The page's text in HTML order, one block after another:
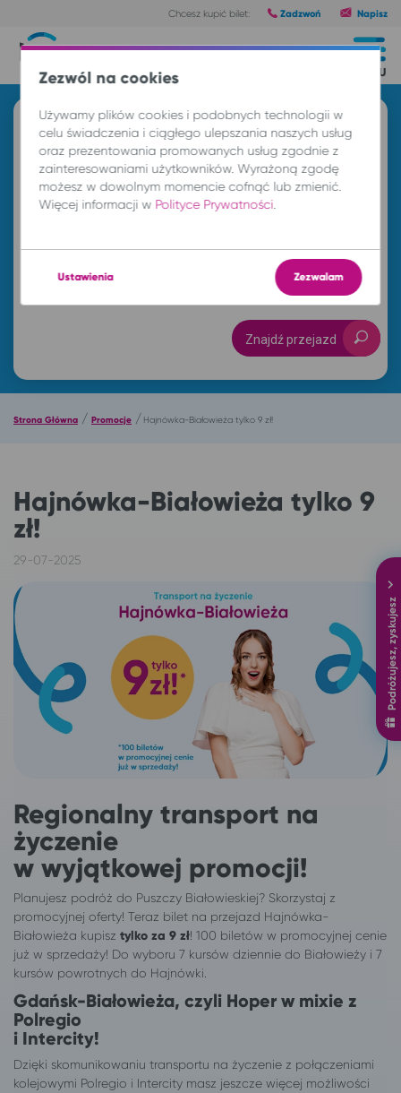
Chcesz kupić bilet: Zadzwoń Napisz
MENU
Znajdź przejazd i kup bilet
Z
so. 8 sie. -- : --
Znajdź przejazd
Podróżujesz, zyskujesz
Strona Główna / Promocje /Hajnówka-Białowieża tylko 9 zł!
Hajnówka-Białowieża tylko 9
zł!
29-07-2025
Regionalny transport na
życzenie
w wyjątkowej promocji!
Planujesz podróż do Puszczy Białowieskiej? Skorzystaj z
promocyjnej oferty! Teraz bilet na przejazd Hajnówka-
Białowieża kupisz tylko za 9 zł! 100 biletów w promocyjnej cenie
już w sprzedaży! Do wyboru 7 kursów dziennie do Białowieży i 7
kursów powrotnych do Hajnówki.
Gdańsk-Białowieża, czyli Hoper w mixie z
Polregio
i Intercity!
Dzięki skomunikowaniu transportu na życzenie z połączeniami
kolejowymi Polregio i Intercity masz jeszcze więcej możliwości
Zezwól na cookies
Używamy plików cookies i podobnych technologii w
celu świadczenia i ciągłego ulepszania naszych usług
oraz prezentowania promowanych usług zgodnie z
zainteresowaniami użytkowników. Wyrażoną zgodę
możesz w dowolnym momencie cofnąć lub zmienić.
Więcej informacji w Polityce Prywatności
Ustawienia Zezwalam